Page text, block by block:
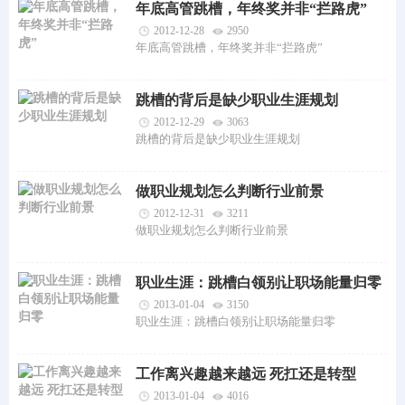
年底高管跳槽，年终奖并非“拦路虎”
2012-12-28 2950
年底高管跳槽，年终奖并非“拦路虎”
跳槽的背后是缺少职业生涯规划
2012-12-29 3063
跳槽的背后是缺少职业生涯规划
做职业规划怎么判断行业前景
2012-12-31 3211
做职业规划怎么判断行业前景
职业生涯：跳槽白领别让职场能量归零
2013-01-04 3150
职业生涯：跳槽白领别让职场能量归零
工作离兴趣越来越远 死扛还是转型
2013-01-04 4016